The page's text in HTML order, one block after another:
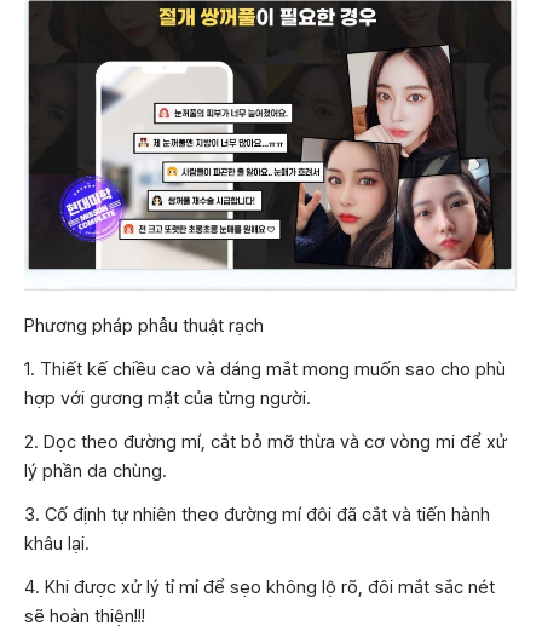
Phương pháp phẫu thuật rạch
1. Thiết kế chiều cao và dáng mắt mong muốn sao cho phù
hợp với gương mặt của từng người.
2. Dọc theo đường mí, cắt bỏ mỡ thừa và cơ vòng mi để xử
lý phần da chùng.
3. Cố định tự nhiên theo đường mí đôi đã cắt và tiến hành
khâu lại.
4. Khi được xử lý tỉ mỉ để sẹo không lộ rõ, đôi mắt sắc nét
sẽ hoàn thiện!!!